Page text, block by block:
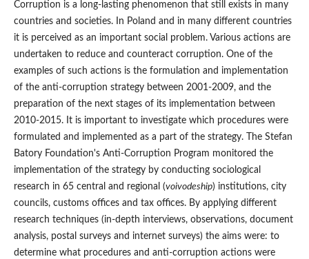
Corruption is a long-lasting phenomenon that still exists in many
countries and societies. In Poland and in many different countries
it is perceived as an important social problem. Various actions are
undertaken to reduce and counteract corruption. One of the
examples of such actions is the formulation and implementation
of the anti-corruption strategy between 2001-2009, and the
preparation of the next stages of its implementation between
2010-2015. It is important to investigate which procedures were
formulated and implemented as a part of the strategy. The Stefan
Batory Foundation's Anti-Corruption Program monitored the
implementation of the strategy by conducting sociological
research in 65 central and regional (voivodeship) institutions, city
councils, customs offices and tax offices. By applying different
research techniques (in-depth interviews, observations, document
analysis, postal surveys and internet surveys) the aims were: to
determine what procedures and anti-corruption actions were